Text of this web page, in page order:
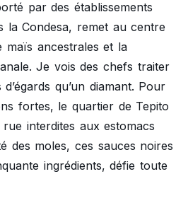
par des établissements
la Condesa, remet au centre
maïs ancestrales et la
Je vois des chefs traiter
qu’un diamant. Pour
fortes, le quartier de Tepito
interdites aux estomacs
des moles, ces sauces noires
ingrédients, défie toute